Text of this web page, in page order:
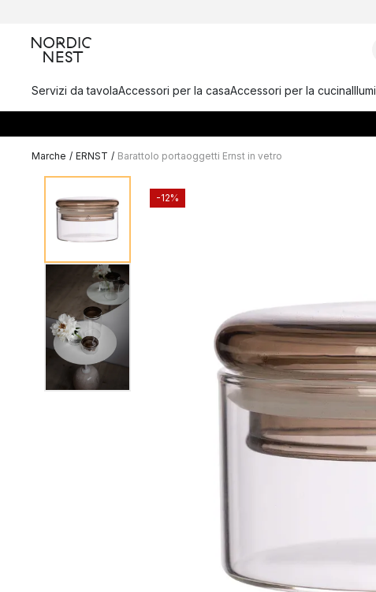
Servizi da tavolaAccessori per la casaAccessori per la cucina
Marche / ERNST / Barattolo portaoggetti Ernst in vetro
-12%